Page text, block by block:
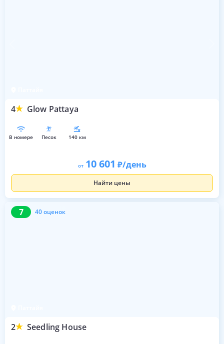
4 Glow Pattaya
в номере песок 140 км
от 10 601 /день
Найти цены
7 40 оценок
2 Seedling House
7 40 оценок